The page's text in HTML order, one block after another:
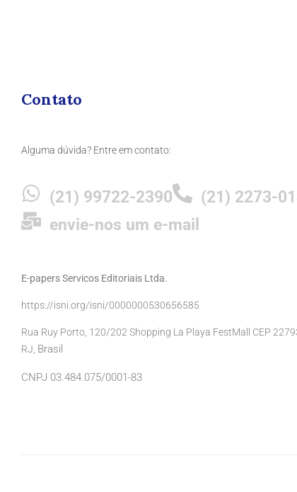
Contato
Alguma dúvida? Entre em contato:
(21) 99722-2390
(21) 2273-
envie-nos um e-mail
E-papers Servicos Editoriais Ltda.
https://isni.org/isni/0000000530656585
Rua Ruy Porto, 120/202 Shopping La Playa FestMall CEP
RJ, Brasil
CNPJ 03.484.075/0001-83